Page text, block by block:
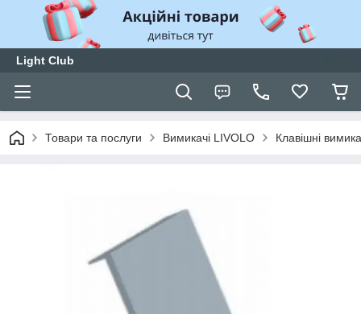
Light Club
Товари та послуги Вимикачі LIVOLO Клавішні